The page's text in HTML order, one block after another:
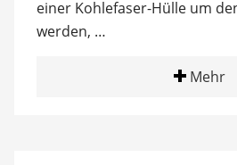
einer Kohlefaser-Hülle um
werden, …
Mehr